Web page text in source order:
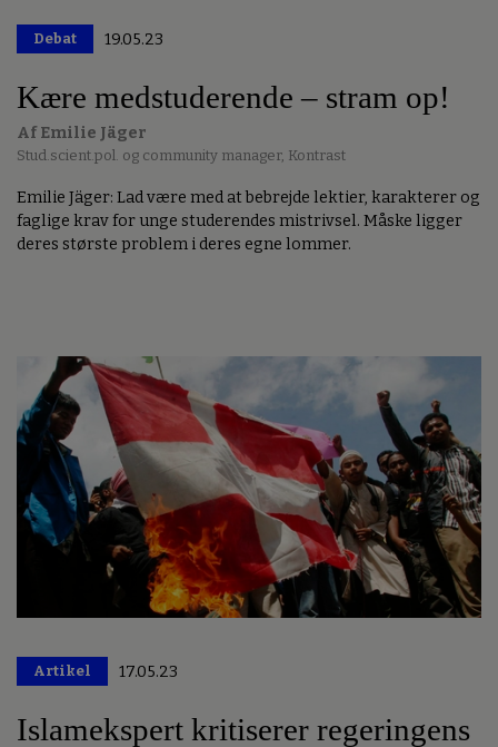
Debat 19.05.23
​​Kære medstuderende – stram op!
Af Emilie Jäger
Stud.scient.pol. og community manager, Kontrast
Emilie Jäger: Lad være med at bebrejde lektier, karakterer og
faglige krav for unge studerendes mistrivsel. Måske ligger
deres største problem i deres egne lommer.
Artikel 17.05.23
Islamekspert kritiserer regeringens